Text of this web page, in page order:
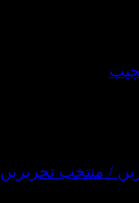
/ منتخب تحریریں